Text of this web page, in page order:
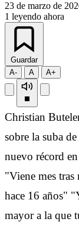
23 de marzo de
1 leyendo ahora
Guardar
A-
A A+
Christian
sobre la suba
nuevo récord
"Viene mes tras
hace 16 años"
mayor a la que